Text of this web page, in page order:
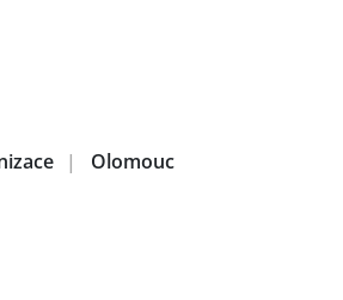
| Olomouc